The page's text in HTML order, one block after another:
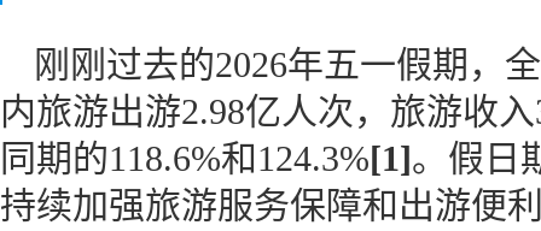
刚刚过去的2026年五一假期，
内旅游出游2.98亿人次，旅游收
同期的118.6%和124.3%[1]。假日
持续加强旅游服务保障和出游便